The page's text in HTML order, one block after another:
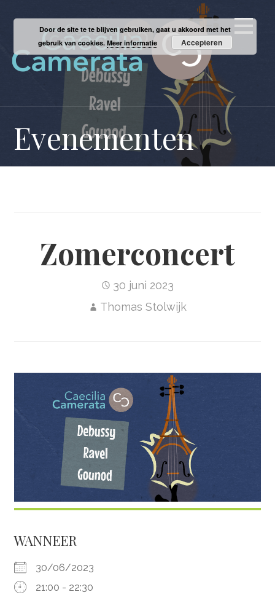
naar
inhoud
Evenementen
Zomerconcert
30 juni 2023
Thomas Stolwijk
WANNEER
30/06/2023
21:00 - 22:30
Door de site te te blijven gebruiken, gaat u akkoord met het
gebruik van cookies. Meer informatie Accepteren